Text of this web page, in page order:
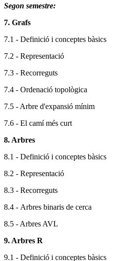
Segon semestre:
7. Grafs
7.1 - Definició i conceptes bàsics
7.2 - Representació
7.3 - Recorreguts
7.4 - Ordenació topològica
7.5 - Arbre d'expansió mínim
7.6 - El camí més curt
8. Arbres
8.1 - Definició i conceptes bàsics
8.2 - Representació
8.3 - Recorreguts
8.4 - Arbres binaris de cerca
8.5 - Arbres AVL
9. Arbres R
9.1 - Definició i conceptes bàsics